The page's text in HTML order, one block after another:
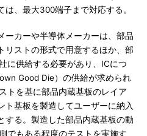
、最大300端子まで対応する。
カーや半導体メーカーは、部品
リストの形式で用意するほか、部
に供給する必要があり、ICにつ
Good Die）の供給が求められ
トを基に部品内蔵基板のレイア
ト基板を製造してユーザーに納入
する。製造した部品内蔵基板の動
でもある程度のテストを実施す